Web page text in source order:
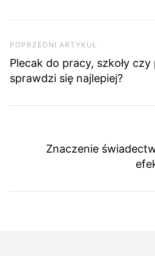
Poprzedni artykuł
POPRZEDNI ARTYKUŁ
Plecak do pracy, szkoły
sprawdzi się najlepiej?
Znaczenie